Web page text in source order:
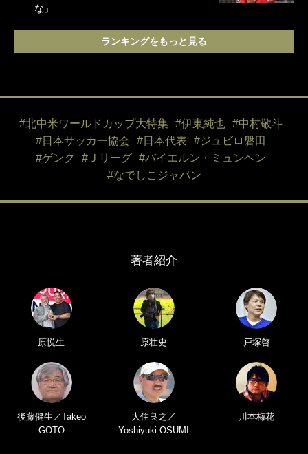
な」
ランキングをもっと見る
#北中米ワールドカップ大特集 #伊東純也
#中村敬斗
#日本サッカー協会
#日本代表
#ジュビロ磐田
#ゲンク
#Ｊリーグ
#バイエルン・ミュンヘン
#なでしこジャパン
著者紹介
原悦生 原壮史 戸塚啓
後藤健生／Takeo
GOTO
大住良之／
Yoshiyuki OSUMI
川本梅花